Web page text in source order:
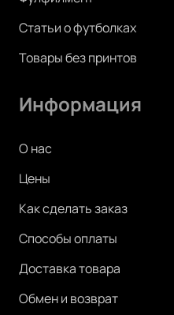
Статьи о футболках
Товары без принтов
Информация
О нас
Цены
Как сделать заказ
Способы оплаты
Доставка товара
Обмен и возврат